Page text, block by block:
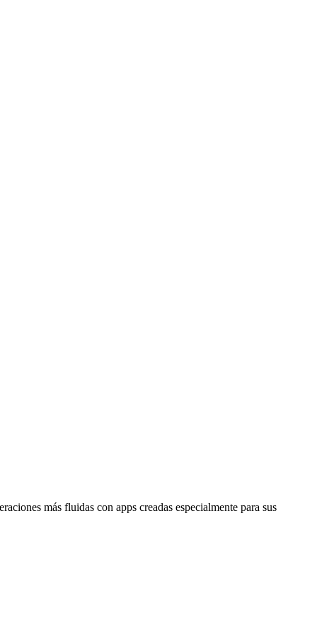
más fluidas con apps creadas especialmente para sus